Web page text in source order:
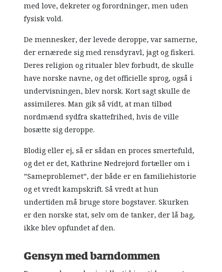
med love, dekreter og forordninger, men uden
fysisk vold.
De mennesker, der levede deroppe, var samerne,
der ernærede sig med rensdyravl, jagt og fiskeri.
Deres religion og ritualer blev forbudt, de skulle
have norske navne, og det officielle sprog, også i
undervisningen, blev norsk. Kort sagt skulle de
assimileres. Man gik så vidt, at man tilbød
nordmænd sydfra skattefrihed, hvis de ville
bosætte sig deroppe.
Blodig eller ej, så er sådan en proces smertefuld,
og det er det, Kathrine Nedrejord fortæller om i
”Sameproblemet”, der både er en familiehistorie
og et vredt kampskrift. Så vredt at hun
undertiden må bruge store bogstaver. Skurken
er den norske stat, selv om de tanker, der lå bag,
ikke blev opfundet af den.
Gensyn med barndommen